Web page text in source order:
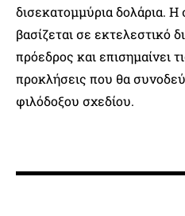
δισεκατομμύρια δολάρια. Η
βασίζεται σε εκτελεστικό
πρόεδρος και επισημαίνει
προκλήσεις που θα
φιλόδοξου σχεδίου.